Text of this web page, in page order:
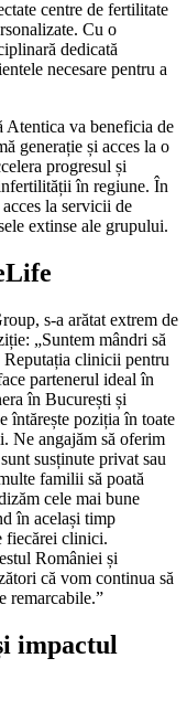
centre de fertilitate
Cu o
dedicată
necesare pentru a
va beneficia de
generație și acces la o
progresul și
în regiune. În
la servicii de
extinse ale grupului.
s-a arătat extrem de
„Suntem mândri să
clinicii pentru
partenerul ideal în
în București și
întărește poziția în toate
Ne angajăm să oferim
susținute privat sau
familii să poată
cele mai bune
în același timp
fiecărei clinici.
României și
că vom continua să
remarcabile.”
impactul